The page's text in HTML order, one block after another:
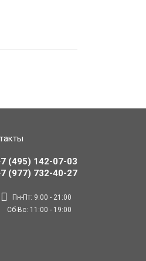
(495) 142-07-03
(977) 732-40-27
Пн-Пт: 9:00 - 21:00
Сб-Вс: 11:00 - 19:00